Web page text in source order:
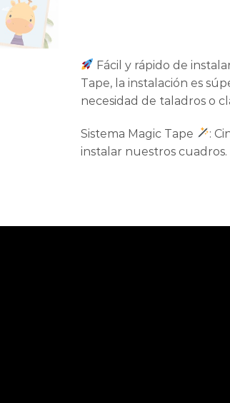
Fácil y rápido de
Tape, la instalación es
necesidad de taladros o
Sistema Magic Tape
:
instalar nuestros cuadros.